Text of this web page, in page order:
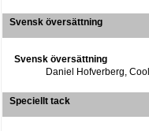
Svensk översättning
Svensk översättning
Daniel Hofverberg,
Speciellt tack